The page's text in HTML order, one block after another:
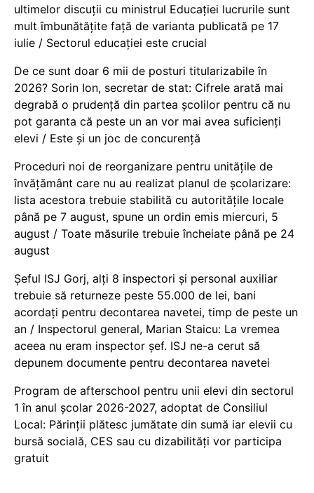
ultimelor discuții cu ministrul Educației lucrurile sunt
mult îmbunătățite față de varianta publicată pe 17
iulie / Sectorul educației este crucial
De ce sunt doar 6 mii de posturi titularizabile în
2026? Sorin Ion, secretar de stat: Cifrele arată mai
degrabă o prudență din partea școlilor pentru că nu
pot garanta că peste un an vor mai avea suficienți
elevi / Este și un joc de concurență
Proceduri noi de reorganizare pentru unitățile de
învățământ care nu au realizat planul de școlarizare:
lista acestora trebuie stabilită cu autoritățile locale
până pe 7 august, spune un ordin emis miercuri, 5
august / Toate măsurile trebuie încheiate până pe 24
august
Șeful ISJ Gorj, alți 8 inspectori și personal auxiliar
trebuie să returneze peste 55.000 de lei, bani
acordați pentru decontarea navetei, timp de peste un
an / Inspectorul general, Marian Staicu: La vremea
aceea nu eram inspector șef. ISJ ne-a cerut să
depunem documente pentru decontarea navetei
Program de afterschool pentru unii elevi din sectorul
1 în anul școlar 2026-2027, adoptat de Consiliul
Local: Părinții plătesc jumătate din sumă iar elevii cu
bursă socială, CES sau cu dizabilităţi vor participa
gratuit